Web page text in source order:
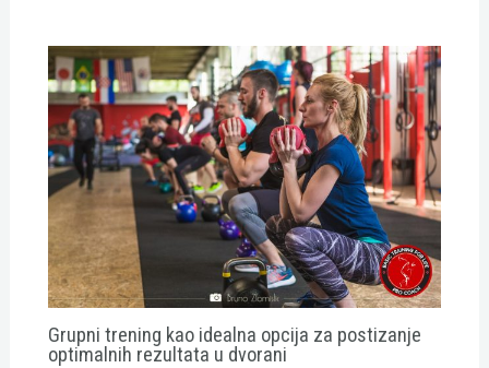
Grupni trening kao idealna opcija za postizanje
optimalnih rezultata u dvorani